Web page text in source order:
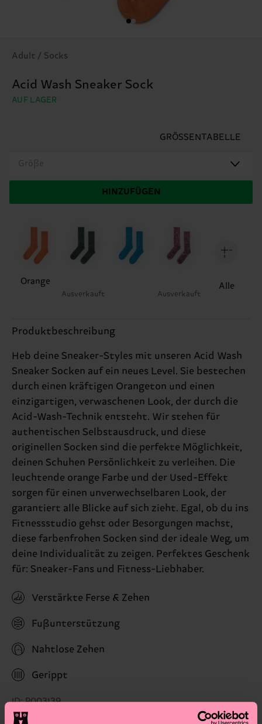
Adult / Socks
Acid Wash Sneaker Sock
AUF LAGER
GRÖSSENTABELLE
Größe
HINZUFÜGEN
Orange
Ausverkauft Ausverkauft
Alle
Produktbeschreibung
Heb deine Sneaker-Styles mit unseren Acid Wash
Sneaker Socken auf ein neues Level. Sie bestechen
durch einen kräftigen Orangeton und einen
einzigartigen, verwaschenen Look, der durch die
Acid-Wash-Technik entsteht. Wir stehen für
authentischen Selbstausdruck, und diese
originellen Socken sind die perfekte Möglichkeit,
deinen Schuhen Persönlichkeit zu verleihen. Die
leuchtende orange Farbe und der Used-Effekt
sorgen für einen unverwechselbaren Look, der
garantiert alle Blicke auf sich zieht. Egal, ob du ins
Fitnessstudio gehst oder Besorgungen machst,
diese farbenfrohen Socken sind der ideale Weg, um
deine Individualität zu zeigen. Perfektes Geschenk
für: Sneaker-Fans und Fitness-Liebhaber.
Verstärkte Ferse & Zehen
Fußunterstützung
Nahtlose Zehen
Gerippt
ID: P003139